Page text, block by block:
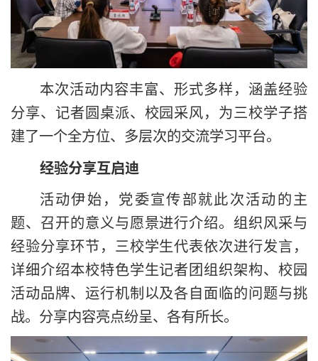
本次活动内容丰富、形式多样，涵盖经验
分享、记者圆桌派、校园采风，为三校学子搭
建了一个全方位、多层次的交流学习平台。
经验分享互启迪
活动伊始，党委宣传部就此次活动的主
题、召开的意义与愿景进行介绍。组织风采与
经验分享环节，三校学生代表依次进行发言，
详细介绍本校特色学生记者团组织架构、校园
活动品牌、运行机制以及各自面临的问题与挑
战。分享内容亮点纷呈、各有所长。